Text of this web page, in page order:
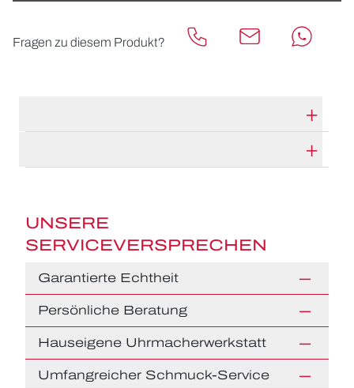
Fragen zu diesem Produkt?
HERSTELLERBESCHREIBUNG
UNSERE
SERVICEVERSPRECHEN
Garantierte Echtheit
Persönliche Beratung
Hauseigene Uhrmacherwerkstatt
Umfangreicher Schmuck-Service